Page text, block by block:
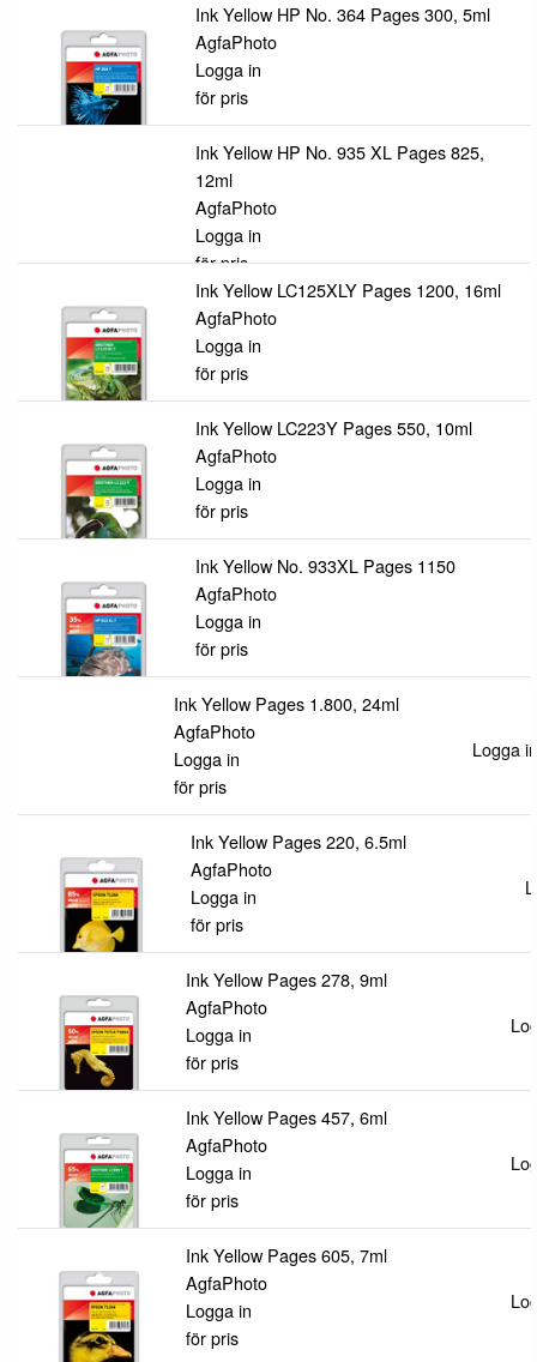
Ink Yellow HP No. 364 Pages 300, 5ml
AgfaPhoto
Logga in
för pris
Ink Yellow HP No. 935 XL Pages 825,
12ml
AgfaPhoto
Logga in
för pris
Ink Yellow LC125XLY Pages 1200, 16ml
AgfaPhoto
Logga in
för pris
Ink Yellow LC223Y Pages 550, 10ml
AgfaPhoto
Logga in
för pris
Ink Yellow No. 933XL Pages 1150
AgfaPhoto
Logga in
för pris
Ink Yellow Pages 1.800, 24ml
AgfaPhoto
Logga in
för pris
Logga
Ink Yellow Pages 220, 6.5ml
AgfaPhoto
Logga in
för pris
Ink Yellow Pages 278, 9ml
AgfaPhoto
Logga in
för pris
Ink Yellow Pages 457, 6ml
AgfaPhoto
Logga in
för pris
Ink Yellow Pages 605, 7ml
AgfaPhoto
Logga in
för pris